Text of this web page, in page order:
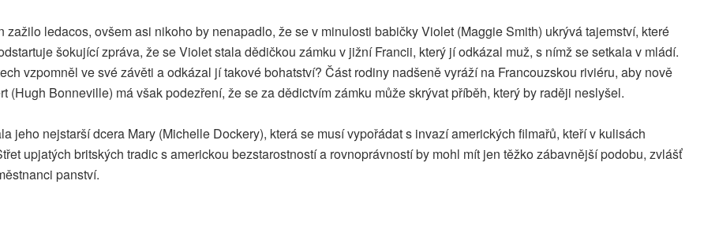
ledacos, ovšem asi nikoho by nenapadlo, že se v minulosti babičky Violet (Maggie Smith) ukrývá tajemství, které
šokující zpráva, že se Violet stala dědičkou zámku v jižní Francii, který jí odkázal muž, s nímž se setkala v mládí.
vzpomněl ve své závěti a odkázal jí takové bohatství? Část rodiny nadšeně vyráží na Francouzskou riviéru, aby nově
Bonneville) má však podezření, že se za dědictvím zámku může skrývat příběh, který by raději neslyšel.
jeho nejstarší dcera Mary (Michelle Dockery), která se musí vypořádat s invazí amerických filmařů, kteří v kulisách
upjatých britských tradic s americkou bezstarostností a rovnoprávností by mohl mít jen těžko zábavnější podobu, zvlášť
panství.